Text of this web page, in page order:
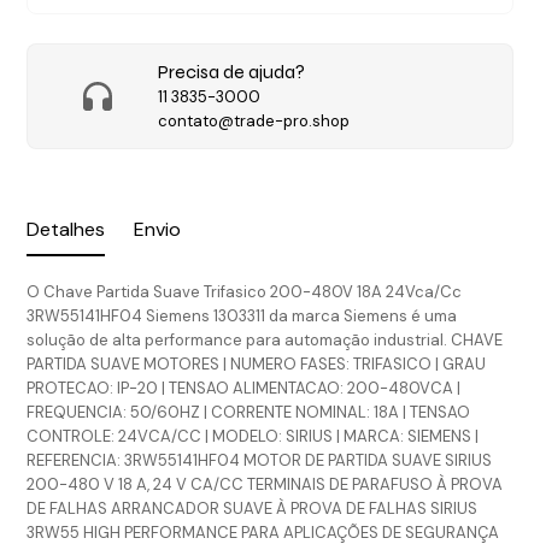
Detalhes Envio
O Chave Partida Suave Trifasico 200-480V 18A 24Vca/Cc
3RW55141HF04 Siemens 1303311 da marca Siemens é uma
solução de alta performance para automação industrial. CHAVE
PARTIDA SUAVE MOTORES | NUMERO FASES: TRIFASICO | GRAU
PROTECAO: IP-20 | TENSAO ALIMENTACAO: 200-480VCA |
FREQUENCIA: 50/60HZ | CORRENTE NOMINAL: 18A | TENSAO
CONTROLE: 24VCA/CC | MODELO: SIRIUS | MARCA: SIEMENS |
REFERENCIA: 3RW55141HF04 MOTOR DE PARTIDA SUAVE SIRIUS
200-480 V 18 A, 24 V CA/CC TERMINAIS DE PARAFUSO À PROVA
DE FALHAS ARRANCADOR SUAVE À PROVA DE FALHAS SIRIUS
3RW55 HIGH PERFORMANCE PARA APLICAÇÕES DE SEGURANÇA
Precisa de ajuda?
11 3835-3000
contato@trade-pro.shop